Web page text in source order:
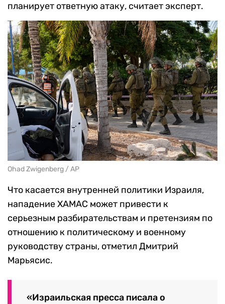
планирует ответную атаку, считает эксперт.
Ohad Zwigenberg / AP
Что касается внутренней политики Израиля,
нападение ХАМАС может привести к
серьезным разбирательствам и претензиям по
отношению к политическому и военному
руководству страны, отметил Дмитрий
Марьясис.
«Израильская пресса писала о